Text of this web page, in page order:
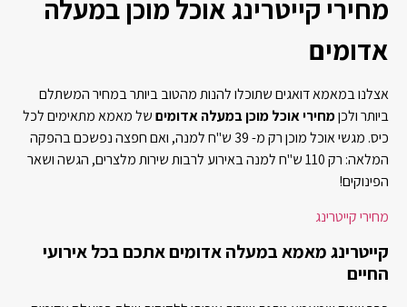
מחירי קייטרינג אוכל מוכן במעלה
אדומים
אצלנו במאמא דואגים שתוכלו להנות מהטוב ביותר במחיר המשתלם
ביותר ולכןמחירי אוכל מוכן במעלה אדומיםשל מאמא מתאימים לכל
כיס. מגשי אוכל מוכן רק מ- 39 ש"ח למנה, ואם חפצה נפשכם בהפקה
המלאה: רק 110 ש"ח למנה באירוע לרבות שירות מלצרים, הגשה ושאר
הפינוקים!
מחירי קייטרינג
קייטרינג מאמא במעלה אדומים אתכם בכל אירועי
החיים